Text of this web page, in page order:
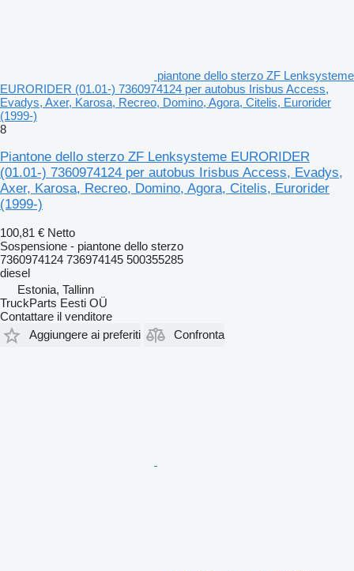
piantone dello sterzo ZF Lenksysteme
EURORIDER (01.01-) 7360974124 per autobus Irisbus Access,
Evadys, Axer, Karosa, Recreo, Domino, Agora, Citelis, Eurorider
(1999-)
8
Piantone dello sterzo ZF Lenksysteme EURORIDER
(01.01-) 7360974124 per autobus Irisbus Access, Evadys,
Axer, Karosa, Recreo, Domino, Agora, Citelis, Eurorider
(1999-)
100,81 € Netto
Sospensione - piantone dello sterzo
7360974124 736974145 500355285
diesel
Estonia, Tallinn
TruckParts Eesti OÜ
Contattare il venditore
Aggiungere ai preferiti
Confronta